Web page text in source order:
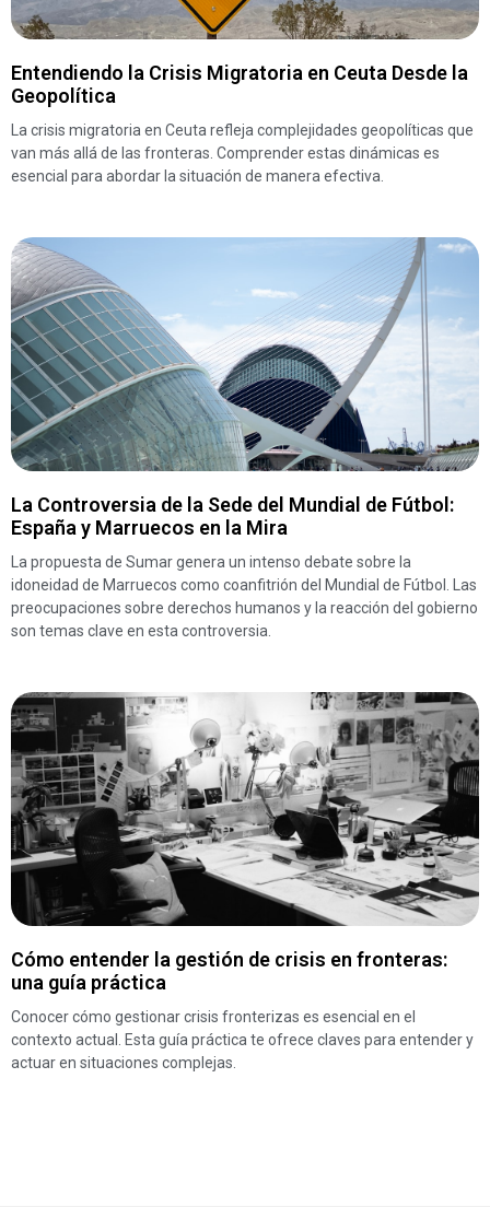
Entendiendo la Crisis Migratoria en Ceuta Desde la
Geopolítica
La crisis migratoria en Ceuta refleja complejidades geopolíticas que
van más allá de las fronteras. Comprender estas dinámicas es
esencial para abordar la situación de manera efectiva.
La Controversia de la Sede del Mundial de Fútbol:
España y Marruecos en la Mira
La propuesta de Sumar genera un intenso debate sobre la
idoneidad de Marruecos como coanfitrión del Mundial de Fútbol. Las
preocupaciones sobre derechos humanos y la reacción del gobierno
son temas clave en esta controversia.
Cómo entender la gestión de crisis en fronteras:
una guía práctica
Conocer cómo gestionar crisis fronterizas es esencial en el
contexto actual. Esta guía práctica te ofrece claves para entender y
actuar en situaciones complejas.